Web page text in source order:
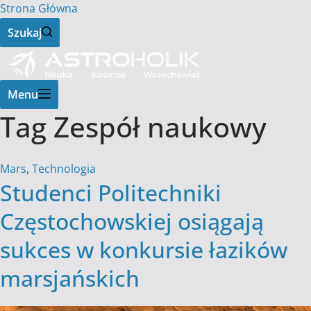
Strona Główna
Szukaj
Menu
Tag Zespół naukowy
Mars, Technologia
Studenci Politechniki
Częstochowskiej osiągają
sukces w konkursie łazików
marsjańskich